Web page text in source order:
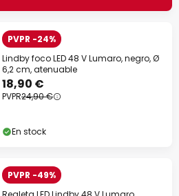
PVPR -24%
Lindby foco LED 48 V Lumaro, negro, Ø
6,2 cm, atenuable
18,90 €
PVPR24,90 €
En stock
PVPR -49%